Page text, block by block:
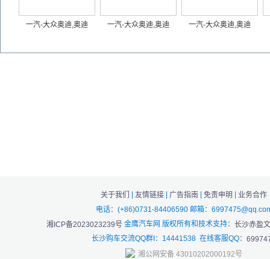
一汽-大众奥迪,奥迪 一汽-大众奥迪,奥迪 一汽-大众奥迪,奥迪
关于我们 | 友情链接 | 广告指南 | 免责申明 | 业务合作
电话：(+86)0731-84406590 邮箱：
湘ICP备2023023239号 金鹰汽车网 版权所有和技术支持： 长沙赤盈
长沙购车交流QQ群I：14441538 在线客服QQ：
湘公网安备 43010202000192号